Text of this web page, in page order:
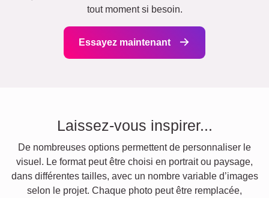
tout moment si besoin.
Essayez maintenant
Laissez-vous inspirer...
De nombreuses options permettent de personnaliser le
visuel. Le format peut être choisi en portrait ou paysage,
dans différentes tailles, avec un nombre variable d’images
selon le projet. Chaque photo peut être remplacée,